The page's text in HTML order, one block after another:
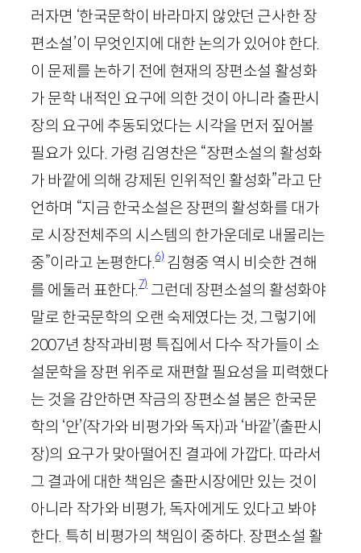
러자면 ‘한국문학이 바라마지 않았던 근사한 장
편소설’이 무엇인지에 대한 논의가 있어야 한다.
이 문제를 논하기 전에 현재의 장편소설 활성화
가 문학 내적인 요구에 의한 것이 아니라 출판시
장의 요구에 추동되었다는 시각을 먼저 짚어볼
필요가 있다. 가령 김영찬은 “장편소설의 활성화
가 바깥에 의해 강제된 인위적인 활성화”라고 단
언하며 “지금 한국소설은 장편의 활성화를 대가
로 시장전체주의 시스템의 한가운데로 내몰리는
중”이라고 논평한다.6)김형중 역시 비슷한 견해
를 에둘러 표한다.7) 그런데 장편소설의 활성화야
말로 한국문학의 오랜 숙제였다는 것, 그렇기에
2007년 창작과비평 특집에서 다수 작가들이 소
설문학을 장편 위주로 재편할 필요성을 피력했다
는 것을 감안하면 작금의 장편소설 붐은 한국문
학의 ‘안’(작가와 비평가와 독자)과 ‘바깥’(출판시
장)의 요구가 맞아떨어진 결과에 가깝다. 따라서
그 결과에 대한 책임은 출판시장에만 있는 것이
아니라 작가와 비평가, 독자에게도 있다고 봐야
한다. 특히 비평가의 책임이 중하다. 장편소설 활